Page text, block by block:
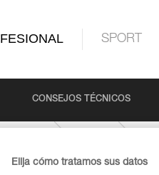
SPORT
CONSEJOS TÉCNICOS
producto
Elija cómo tratamos sus datos